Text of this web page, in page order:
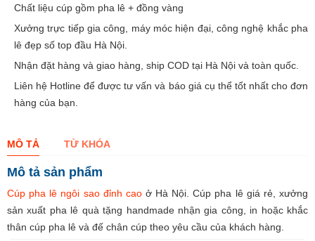
Chất liệu cúp gồm pha lê + đồng vàng
Xưởng trực tiếp gia công, máy móc hiện đại, công nghệ khắc pha
lê đẹp số top đầu Hà Nội.
Nhận đặt hàng và giao hàng, ship COD tại Hà Nội và toàn quốc.
Liên hệ Hotline để được tư vấn và báo giá cụ thể tốt nhất cho đơn
hàng của bạn.
MÔ TẢ TỪ KHÓA
Mô tả sản phẩm
Cúp pha lê ngôi sao đỉnh caoở Hà Nội. Cúp pha lê giá rẻ, xưởng
sản xuất pha lê quà tặng handmade nhận gia công, in hoặc khắc
thân cúp pha lê và đế chân cúp theo yêu cầu của khách hàng.